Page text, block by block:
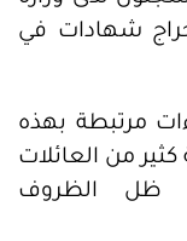
شهادات في
مرتبطة بهذه
من العائلات
ظل الظروف